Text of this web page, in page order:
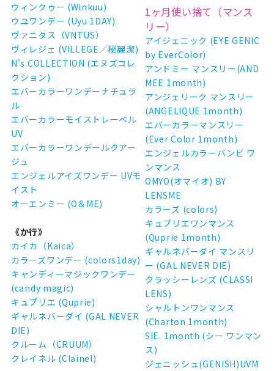
ウィンクゥー (Winkuu)
ウユワンデー (Uyu 1DAY)
ヴァニタス（VNTUS）
ヴィレジェ (VILLEGE／秘麗潔)
N's COLLECTION (エヌズコレ
クション)
エバーカラーワンデーナチュラ
ル
エバーカラーモイストレーベル
UV
エバーカラーワンデールクアー
ジュ
エンジェルアイズワンデー UVモ
イスト
オーエンミー (O＆ME)
《か行》
カイカ（Kaica）
カラーズワンデー (colors1day)
キャンディーマジックワンデー
(candy magic)
キュプリエ (Quprie)
ギャルネバーダイ (GAL NEVER
DIE)
クルーム（CRUUM）
クレイネル (Clainel)
1ヶ月使い捨て（マンス
リー）
アイジェニック (EYE GENIC
by EverColor)
アンドミー マンスリー(AND
MEE 1month)
アンジェリーク マンスリー
(ANGELIQUE 1month)
エバーカラーマンスリー
(Ever Color 1month)
エンジェルカラーバンビ ワ
ンマンス
OMYO(オマイオ) BY
LENSME
カラーズ (colors)
キュプリエワンマンス
(Quprie 1month)
ギャルネバーダイ マンスリ
ー (GAL NEVER DIE)
クラッシーレンズ (CLASSI
LENS)
シャルトンワンマンス
(Charton 1month)
SIE. 1month (シー ワンマン
ス)
ジェニッシュ(GENISH)UVM